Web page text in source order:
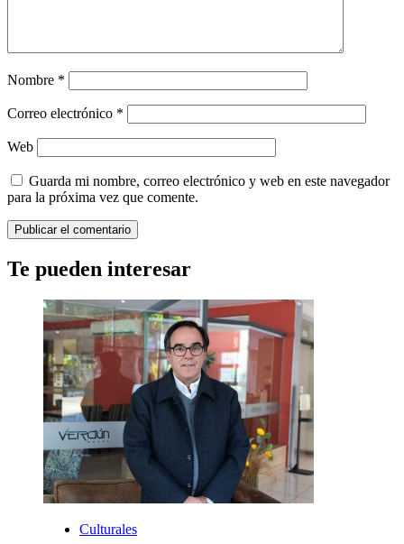
Nombre *
Correo electrónico *
Web
Guarda mi nombre, correo electrónico y web en este navegador
para la próxima vez que comente.
Te pueden interesar
Culturales